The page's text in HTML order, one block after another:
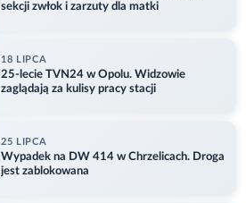
sekcji zwłok i zarzuty dla matki
18 LIPCA
25-lecie TVN24 w Opolu. Widzowie
zaglądają za kulisy pracy stacji
25 LIPCA
Wypadek na DW 414 w Chrzelicach. Droga
jest zablokowana